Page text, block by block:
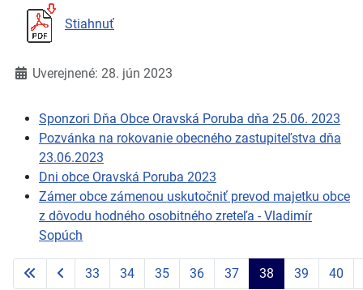
Stiahnuť
DetailyUverejnené: 28. jún 2023
Sponzori Dňa Obce Oravská Poruba dňa 25.06. 2023
Pozvánka na rokovanie obecného zastupiteľstva dňa
23.06.2023
Dni obce Oravská Poruba 2023
Zámer obce zámenou uskutočniť prevod majetku obce
z dôvodu hodného osobitného zreteľa - Vladimír
Sopúch
Strana 38 z 51
33 34 35 36 37 38 39 40